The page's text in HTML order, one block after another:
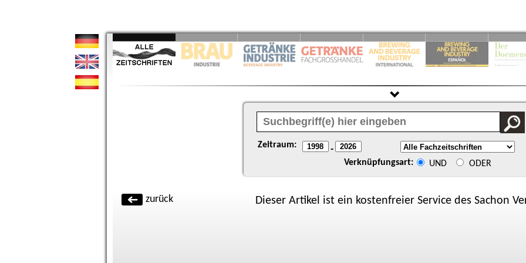
Zeitraum: -
Verknüpfungsart: UND ODER
zurück Dieser Artikel ist ein kostenfreier Service des Sachon